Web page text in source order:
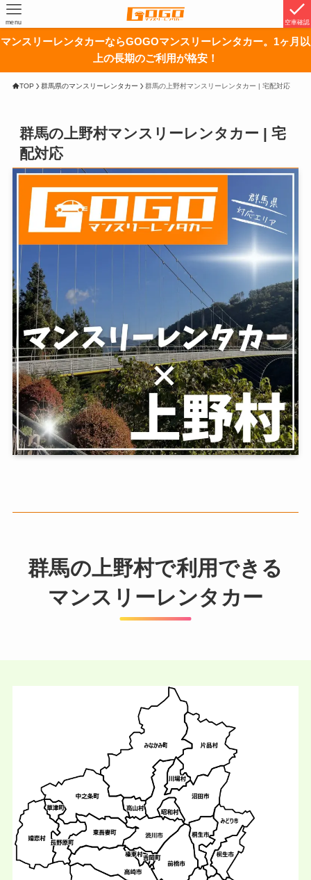
空車確認
menu
マンスリーレンタカーならGOGOマンスリーレンタカー。1ヶ月以
上の長期のご利用が格安！
TOP 群馬県のマンスリーレンタカー 群馬の上野村マンスリーレンタカー | 宅配対応
群馬の上野村マンスリーレンタカー | 宅
配対応
群馬の上野村で利用できる
マンスリーレンタカー